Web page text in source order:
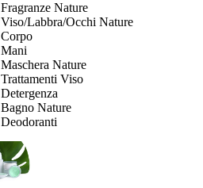
Fragranze Nature
Viso/Labbra/Occhi Nature
Corpo
Mani
Maschera Nature
Trattamenti Viso
Detergenza
Bagno Nature
Deodoranti